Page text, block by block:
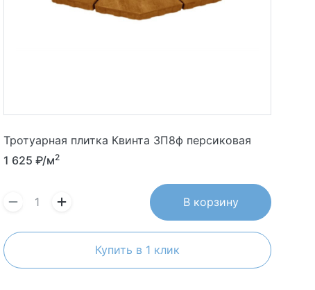
Тротуарная плитка Квинта 3П8ф персиковая
1 625 ₽/м2
В корзину
Купить в 1 клик